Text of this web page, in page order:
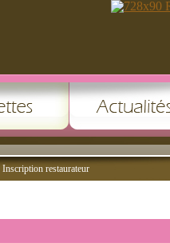
Inscription restaurateur